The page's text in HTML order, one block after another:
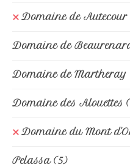
Domaine de Autecour
Domaine de
Domaine de Martheray
Domaine des Alouettes
Domaine du Mont
Pelassa (5)